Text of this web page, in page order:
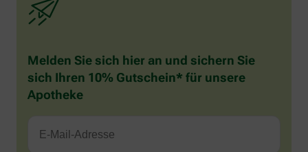
Melden Sie sich hier an und sichern Sie
sich Ihren 10% Gutschein* für unsere
Apotheke